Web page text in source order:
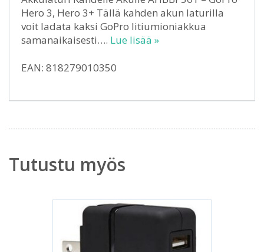
Hero 3, Hero 3+ Tällä kahden akun laturilla
voit ladata kaksi GoPro litiumioniakkua
samanaikaisesti…. Lue lisää »
EAN: 818279010350
Tutustu myös